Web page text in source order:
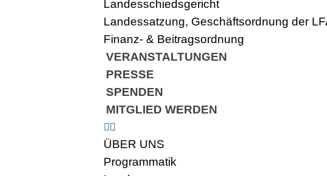
Landesschiedsgericht
Landessatzung, Geschäftsordnung der
Finanz- & Beitragsordnung
VERANSTALTUNGEN
PRESSE
SPENDEN
MITGLIED WERDEN
ÜBER UNS
Programmatik